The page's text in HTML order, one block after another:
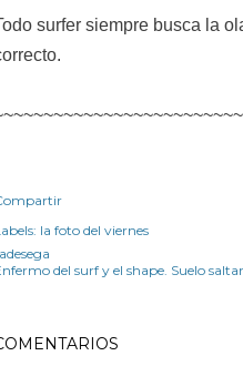
surfer siempre busca la
la foto del viernes
del surf y el shape. Suelo